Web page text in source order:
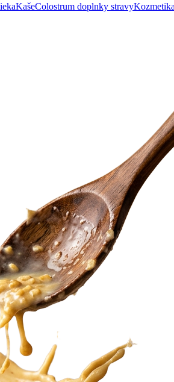
KašeColostrum doplnky stravyKozmetika